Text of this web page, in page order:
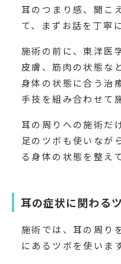
耳のつまり感、聞こ
て、まずお話を丁寧
施術の前に、東洋医
皮膚、筋肉の状態な
身体の状態に合う治
手技を組み合わせて
耳の周りへの施術だ
足のツボも使いなが
る身体の状態を整え
耳の症状に関わる
施術では、耳の周り
にあるツボを使います